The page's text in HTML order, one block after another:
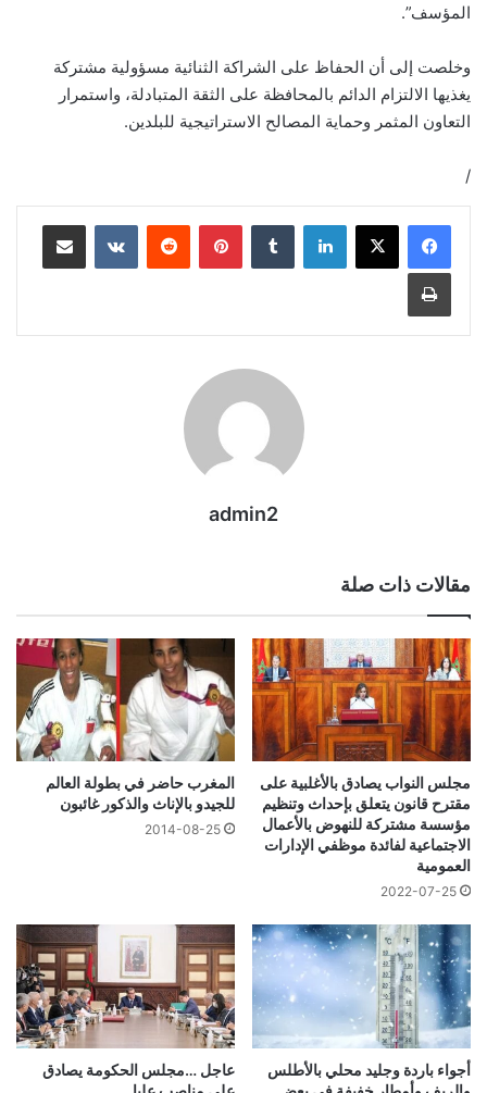
المؤسف”.
وخلصت إلى أن الحفاظ على الشراكة الثنائية مسؤولية مشتركة
يغذيها الالتزام الدائم بالمحافظة على الثقة المتبادلة، واستمرار
التعاون المثمر وحماية المصالح الاستراتيجية للبلدين.
/
لينكدإن بينتيريست مشاركة عبر البريد
طباعة
admin2
مقالات ذات صلة
مجلس النواب يصادق بالأغلبية على
مقترح قانون يتعلق بإحداث وتنظيم
مؤسسة مشتركة للنهوض بالأعمال
الاجتماعية لفائدة موظفي الإدارات
العمومية
2022-07-25
المغرب حاضر في بطولة العالم
للجيدو بالإناث والذكور غائبون
2014-08-25
أجواء باردة وجليد محلي بالأطلس
عاجل …مجلس الحكومة يصادق